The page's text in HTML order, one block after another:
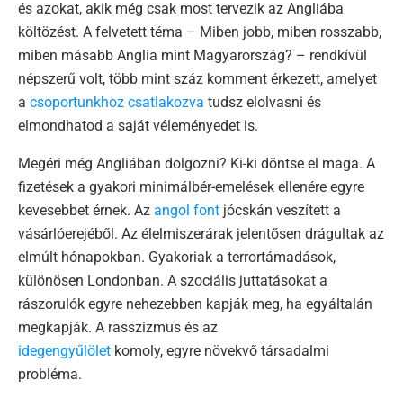
és azokat, akik még csak most tervezik az Angliába
költözést. A felvetett téma – Miben jobb, miben rosszabb,
miben másabb Anglia mint Magyarország? – rendkívül
népszerű volt, több mint száz komment érkezett, amelyet
a csoportunkhoz csatlakozva tudsz elolvasni és
elmondhatod a saját véleményedet is.
Megéri még Angliában dolgozni? Ki-ki döntse el maga. A
fizetések a gyakori minimálbér-emelések ellenére egyre
kevesebbet érnek. Az angol font jócskán veszített a
vásárlóerejéből. Az élelmiszerárak jelentősen drágultak az
elmúlt hónapokban. Gyakoriak a terrortámadások,
különösen Londonban. A szociális juttatásokat a
rászorulók egyre nehezebben kapják meg, ha egyáltalán
megkapják. A rasszizmus és az
idegengyűlölet komoly, egyre növekvő társadalmi
probléma.